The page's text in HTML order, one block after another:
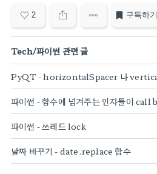
2 구독하기
Tech/파이썬 관련 글
파이썬 - 쓰레드 lock
날짜 바꾸기 - date.replace 함수